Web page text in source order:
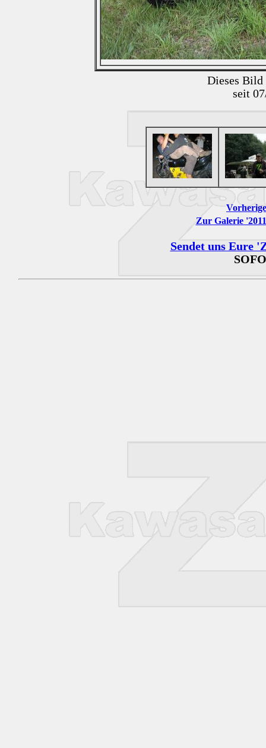
Dieses Bild
seit
Zur Galerie
Sendet uns Eure